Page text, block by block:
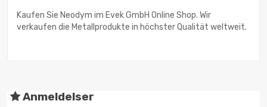
Kaufen Sie Neodym im Evek GmbH Online Shop. Wir
verkaufen die Metallprodukte in höchster Qualität weltweit.
Anmeldelser